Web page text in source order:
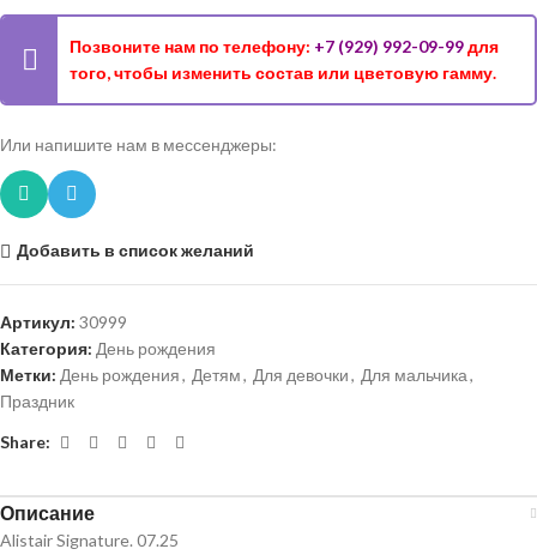
Позвоните нам по телефону: +7 (929) 992-09-99для
того, чтобы изменить состав или цветовую гамму.
Или напишите нам в мессенджеры:
Добавить в список желаний
Артикул: 30999
Категория: День рождения
Метки: День рождения, Детям, Для девочки, Для мальчика,
Праздник
Share:
Описание
Alistair Signature. 07.25